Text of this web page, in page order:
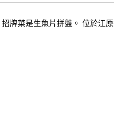
牌菜是生魚片拼盤。 位於江